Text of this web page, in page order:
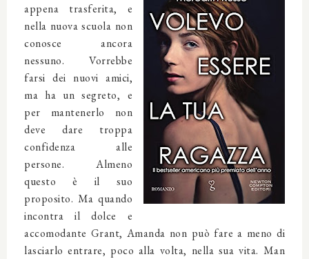
appena trasferita, e
nella nuova scuola non
conosce ancora
nessuno. Vorrebbe
farsi dei nuovi amici,
ma ha un segreto, e
per mantenerlo non
deve dare troppa
confidenza alle
persone. Almeno
questo è il suo
proposito. Ma quando
incontra il dolce e
accomodante Grant, Amanda non può fare a meno di
lasciarlo entrare, poco alla volta, nella sua vita. Man